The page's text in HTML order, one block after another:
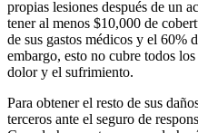
propias lesiones después de un
tener al menos $10,000 de
de sus gastos médicos y el 60%
embargo, esto no cubre todos
dolor y el sufrimiento.
Para obtener el resto de sus
terceros ante el seguro de